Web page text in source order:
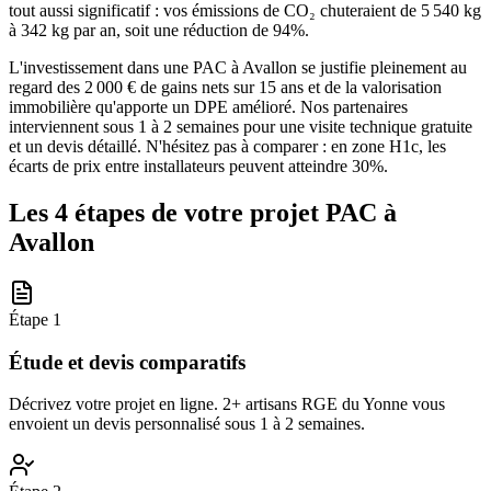
tout aussi significatif : vos émissions de CO₂ chuteraient de 5 540 kg
à 342 kg par an, soit une réduction de 94%.
L'investissement dans une PAC à Avallon se justifie pleinement au
regard des 2 000 € de gains nets sur 15 ans et de la valorisation
immobilière qu'apporte un DPE amélioré. Nos partenaires
interviennent sous 1 à 2 semaines pour une visite technique gratuite
et un devis détaillé. N'hésitez pas à comparer : en zone H1c, les
écarts de prix entre installateurs peuvent atteindre 30%.
Les 4 étapes de votre projet PAC à
Avallon
Étape 1
Étude et devis comparatifs
Décrivez votre projet en ligne. 2+ artisans RGE du Yonne vous
envoient un devis personnalisé sous 1 à 2 semaines.